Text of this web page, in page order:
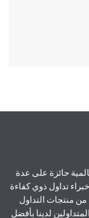
حائزة على عدة
متداولين وخبراء تداول ذوي كفاءة
منتجات التداول
لدينا بأفضل